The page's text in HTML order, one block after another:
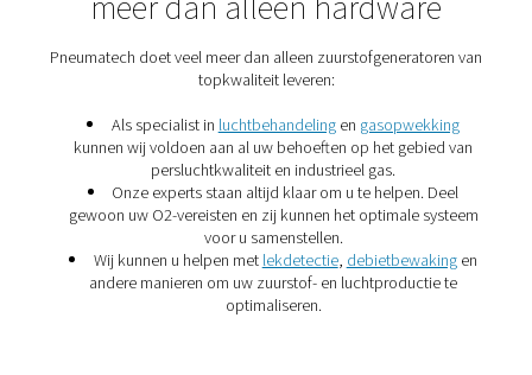
Stop met zuurstof kopen,
zelf zuurstof te
Genereer zuurstof ter plaatse met betrouwbare
technologie, verlaag de kosten, controleer de
garandeer een 24/7-toevoer voor soepelere,
activiteiten.